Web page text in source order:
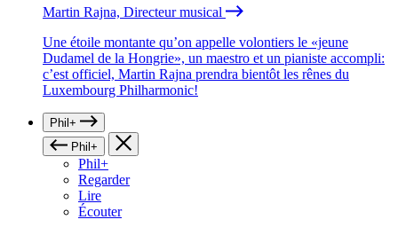
Martin Rajna, Directeur musical
Une étoile montante qu’on appelle volontiers le «jeune
Dudamel de la Hongrie», un maestro et un pianiste accompli:
c’est officiel, Martin Rajna prendra bientôt les rênes du
Luxembourg Philharmonic!
Phil+
Phil+
Phil+
Regarder
Lire
Écouter